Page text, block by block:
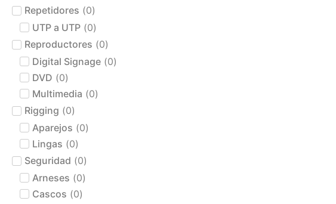
Repetidores (0)
UTP a UTP (0)
Reproductores (0)
Digital Signage (0)
DVD (0)
Multimedia (0)
Rigging (0)
Aparejos (0)
Lingas (0)
Seguridad (0)
Arneses (0)
Cascos (0)